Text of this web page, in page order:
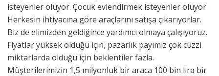
isteyenler oluyor. Çocuk evlendirmek isteyenler oluyor.
Herkesin ihtiyacına göre araçlarını satışa çıkarıyorlar.
Biz de elimizden geldiğince yardımcı olmaya çalışıyoruz.
Fiyatlar yüksek olduğu için, pazarlık payımız çok cüzzi
miktarlarda olduğu için beklentiler fazla.
Müşterilerimizin 1,5 milyonluk bir araca 100 bin lira bir